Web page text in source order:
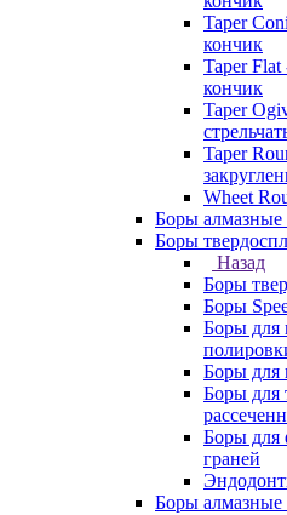
Taper
кончик
Taper
кончик
Taper
Taper
Wheet
Боры алмазные
Боры
Назад
Боры
Боры
Боры для
Боры для
Боры для
Боры для
граней
Боры алмазные